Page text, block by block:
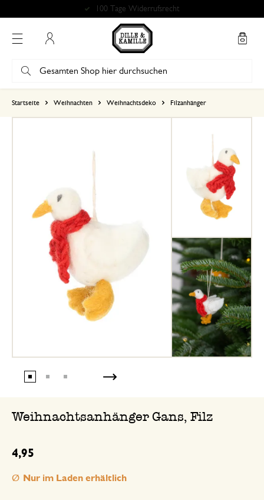
100 Tage Widerrufsrecht
Startseite Weihnachten Weihnachtsdeko Filzanhänger
Weihnachtsanhänger Gans, Filz
4,95
Nur im Laden erhältlich
6. Dezember 2024
Nur Bewertung, ohne Kommentar